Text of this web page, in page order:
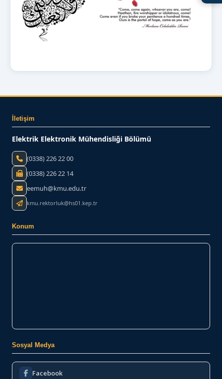
İletişim
Elektrik Elektronik Mühendisliği Bölümü
(0338) 226 22 00
(0338) 226 22 14
eemuh@kmu.edu.tr
kmu.rektorluk@hs01.kep.tr
Konum
Sosyal Medya
Facebook